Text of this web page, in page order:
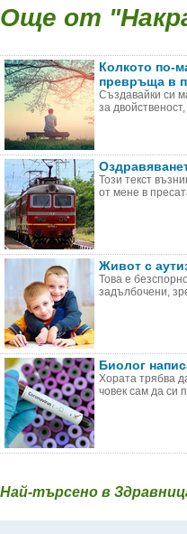
Още от
Колкото по-
превръща в
Създавайки си
за
Този текст
от мене в
Живот с
Това е
задълбочени,
Биолог
Хората трябва
човек сам да си
Най-търсено в